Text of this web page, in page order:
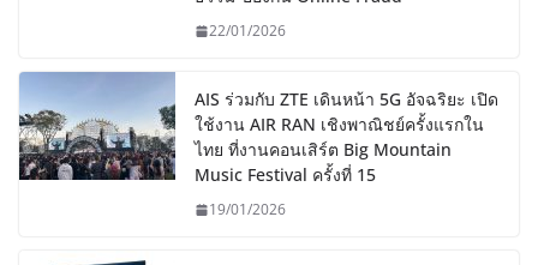
22/01/2026
AIS ร่วมกับ ZTE เดินหน้า 5G อัจฉริยะ เปิด
ใช้งาน AIR RAN เชิงพาณิชย์ครั้งแรกใน
ไทย ที่งานคอนเสิร์ต Big Mountain
Music Festival ครั้งที่ 15
19/01/2026